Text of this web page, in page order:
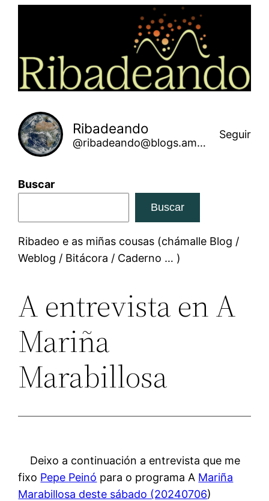
Ribadeando
@ribadeando@blogs.amarinha.gal
Seguir
Buscar
Buscar
Ribadeo e as miñas cousas (chámalle Blog /
Weblog / Bitácora / Caderno … )
A entrevista en A
Mariña
Marabillosa
Deixo a continuación a entrevista que me
fixo Pepe Peinó para o programa A Mariña
Marabillosa deste sábado (20240706)